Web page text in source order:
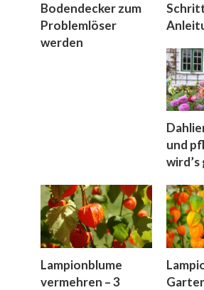
Bodendecker zum
Problemlöser
werden
und
Lampionblume
vermehren – 3